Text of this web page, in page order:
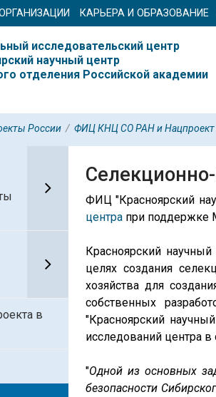
КАРЬЕРА И ОБРАЗОВАНИЕ
исследовательский центр
научный центр
отделения Российской академии
России / ФИЦ КНЦ СО РАН и Нацпроект
в
ФИЦ "Красноярский
центра при поддержке
Красноярский
целях создания
хозяйства для
собственных
"Красноярский
исследований центра в
"Одной из основных
безопасности